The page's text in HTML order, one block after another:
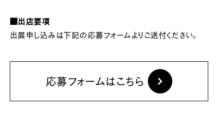
■出店要項
出展申し込みは下記の応募フォームよりご送付ください。
応募フォームはこちら